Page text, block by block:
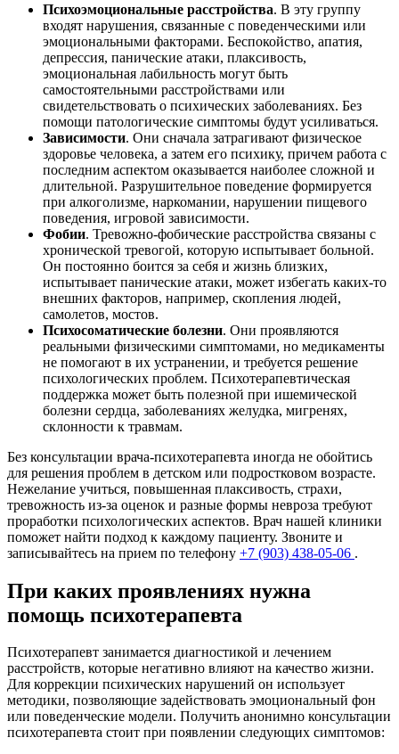
Психоэмоциональные расстройства. В эту группу
входят нарушения, связанные с поведенческими или
эмоциональными факторами. Беспокойство, апатия,
депрессия, панические атаки, плаксивость,
эмоциональная лабильность могут быть
самостоятельными расстройствами или
свидетельствовать о психических заболеваниях. Без
помощи патологические симптомы будут усиливаться.
Зависимости. Они сначала затрагивают физическое
здоровье человека, а затем его психику, причем работа с
последним аспектом оказывается наиболее сложной и
длительной. Разрушительное поведение формируется
при алкоголизме, наркомании, нарушении пищевого
поведения, игровой зависимости.
Фобии. Тревожно-фобические расстройства связаны с
хронической тревогой, которую испытывает больной.
Он постоянно боится за себя и жизнь близких,
испытывает панические атаки, может избегать каких-то
внешних факторов, например, скопления людей,
самолетов, мостов.
Психосоматические болезни. Они проявляются
реальными физическими симптомами, но медикаменты
не помогают в их устранении, и требуется решение
психологических проблем. Психотерапевтическая
поддержка может быть полезной при ишемической
болезни сердца, заболеваниях желудка, мигренях,
склонности к травмам.
Без консультации врача-психотерапевта иногда не обойтись
для решения проблем в детском или подростковом возрасте.
Нежелание учиться, повышенная плаксивость, страхи,
тревожность из-за оценок и разные формы невроза требуют
проработки психологических аспектов. Врач нашей клиники
поможет найти подход к каждому пациенту. Звоните и
записывайтесь на прием по телефону +7 (903) 438-05-06 .
При каких проявлениях нужна
помощь психотерапевта
Психотерапевт занимается диагностикой и лечением
расстройств, которые негативно влияют на качество жизни.
Для коррекции психических нарушений он использует
методики, позволяющие задействовать эмоциональный фон
или поведенческие модели. Получить анонимно консультации
психотерапевта стоит при появлении следующих симптомов: